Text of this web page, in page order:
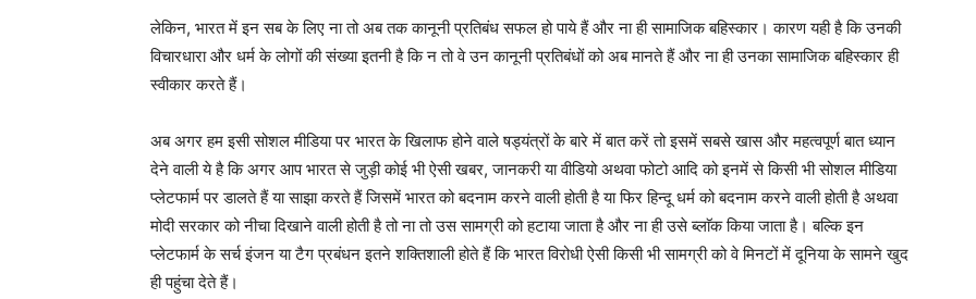
लेकिन, भारत में इन सब के लिए ना तो अब तक कानूनी प्रतिबंध सफल हो पाये हैं और ना ही सामाजिक बहिस्कार। कारण यही है कि उनकी
विचारधारा और धर्म के लोगों की संख्या इतनी है कि न तो वे उन कानूनी प्रतिबंधों को अब मानते हैं और ना ही उनका सामाजिक बहिस्कार ही
स्वीकार करते हैं।
अब अगर हम इसी सोशल मीडिया पर भारत के खिलाफ होने वाले षड्यंत्रों के बारे में बात करें तो इसमें सबसे खास और महत्वपूर्ण बात ध्यान
देने वाली ये है कि अगर आप भारत से जुड़ी कोई भी ऐसी खबर, जानकरी या वीडियो अथवा फोटो आदि को इनमें से किसी भी सोशल मीडिया
प्लेटफार्म पर डालते हैं या साझा करते हैं जिसमें भारत को बदनाम करने वाली होती है या फिर हिन्दू धर्म को बदनाम करने वाली होती है अथवा
मोदी सरकार को नीचा दिखाने वाली होती है तो ना तो उस सामग्री को हटाया जाता है और ना ही उसे ब्लाॅक किया जाता है। बल्कि इन
प्लेटफार्म के सर्च इंजन या टैग प्रबंधन इतने शक्तिशाली होते हैं कि भारत विरोधी ऐसी किसी भी सामग्री को वे मिनटों में दूनिया के सामने खुद
ही पहुंचा देते हैं।